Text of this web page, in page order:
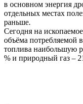
в основном энергия
отдельных местах
раньше.
Сегодня на
объёма потребляемой
топлива наибольшую
% и природный газ –